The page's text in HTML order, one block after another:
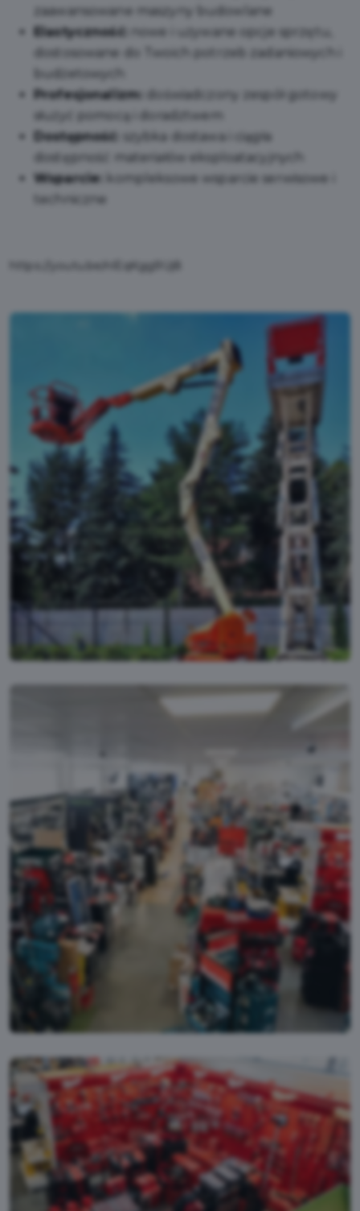
zaawansowane maszyny budowlane
Elastyczność:
nowe i używane opcje sprzętu,
dostosowane do Twoich potrzeb zadaniowych i
budżetowych
Profesjonalizm:
doświadczony zespół gotowy
służyć pomocą i doradztwem
Dostępność:
szybka dostawa i ciągła
dostępność materiałów eksploatacyjnych
Wsparcie:
kompleksowe wsparcie serwisowe i
techniczne
https://youtu.be/nlEqKgg9Uj8